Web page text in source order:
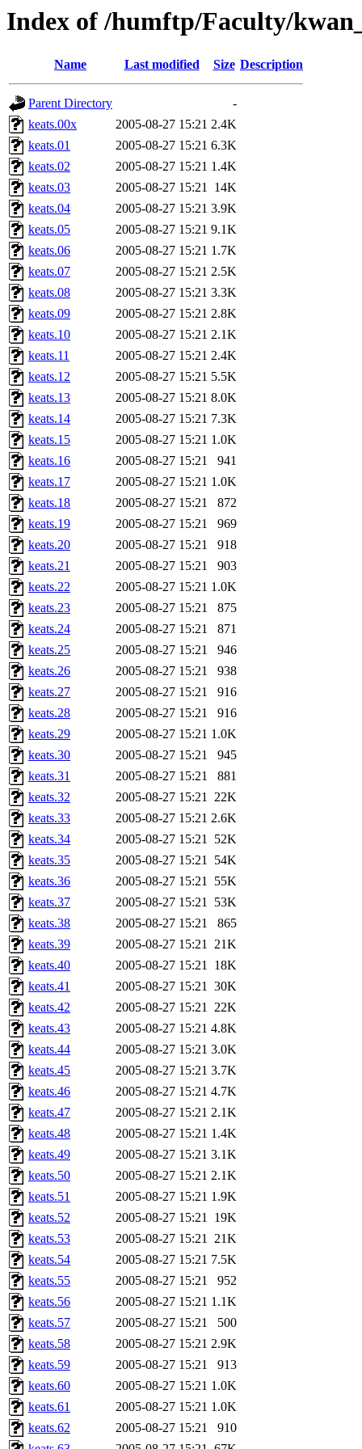
Index of /humftp/Faculty/
Name Last modified Size Description
Parent Directory
-
keats.00x
2005-08-27 15:21 2.4K
keats.01
2005-08-27 15:21 6.3K
keats.02
2005-08-27 15:21 1.4K
keats.03
2005-08-27 15:21 14K
keats.04
2005-08-27 15:21 3.9K
keats.05
2005-08-27 15:21 9.1K
keats.06
2005-08-27 15:21 1.7K
keats.07
2005-08-27 15:21 2.5K
keats.08
2005-08-27 15:21 3.3K
keats.09
2005-08-27 15:21 2.8K
keats.10
2005-08-27 15:21 2.1K
keats.11
2005-08-27 15:21 2.4K
keats.12
2005-08-27 15:21 5.5K
keats.13
2005-08-27 15:21 8.0K
keats.14
2005-08-27 15:21 7.3K
keats.15
2005-08-27 15:21 1.0K
keats.16
2005-08-27 15:21
941
keats.17
2005-08-27 15:21 1.0K
keats.18
2005-08-27 15:21
872
keats.19
2005-08-27 15:21
969
keats.20
2005-08-27 15:21
918
keats.21
2005-08-27 15:21
903
keats.22
2005-08-27 15:21 1.0K
keats.23
2005-08-27 15:21
875
keats.24
2005-08-27 15:21
871
keats.25
2005-08-27 15:21
946
keats.26
2005-08-27 15:21
938
keats.27
2005-08-27 15:21
916
keats.28
2005-08-27 15:21
916
keats.29
2005-08-27 15:21 1.0K
keats.30
2005-08-27 15:21
945
keats.31
2005-08-27 15:21
881
keats.32
2005-08-27 15:21 22K
keats.33
2005-08-27 15:21 2.6K
keats.34
2005-08-27 15:21 52K
keats.35
2005-08-27 15:21 54K
keats.36
2005-08-27 15:21 55K
keats.37
2005-08-27 15:21 53K
keats.38
2005-08-27 15:21
865
keats.39
2005-08-27 15:21 21K
keats.40
2005-08-27 15:21 18K
keats.41
2005-08-27 15:21 30K
keats.42
2005-08-27 15:21 22K
keats.43
2005-08-27 15:21 4.8K
keats.44
2005-08-27 15:21 3.0K
keats.45
2005-08-27 15:21 3.7K
keats.46
2005-08-27 15:21 4.7K
keats.47
2005-08-27 15:21 2.1K
keats.48
2005-08-27 15:21 1.4K
keats.49
2005-08-27 15:21 3.1K
keats.50
2005-08-27 15:21 2.1K
keats.51
2005-08-27 15:21 1.9K
keats.52
2005-08-27 15:21 19K
keats.53
2005-08-27 15:21 21K
keats.54
2005-08-27 15:21 7.5K
keats.55
2005-08-27 15:21
952
keats.56
2005-08-27 15:21 1.1K
keats.57
2005-08-27 15:21
500
keats.58
2005-08-27 15:21 2.9K
keats.59
2005-08-27 15:21
913
keats.60
2005-08-27 15:21 1.0K
keats.61
2005-08-27 15:21 1.0K
keats.62
2005-08-27 15:21
910